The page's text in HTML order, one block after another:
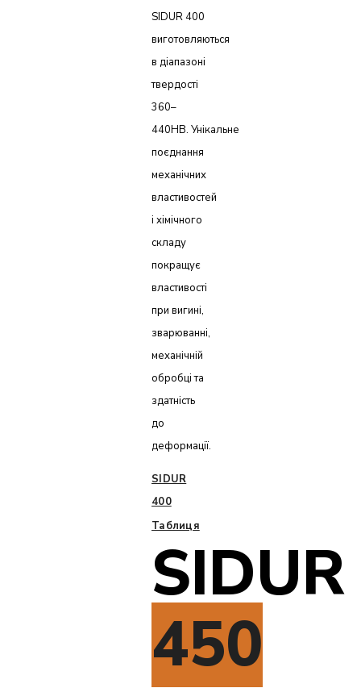
SIDUR 400
виготовляються
в діапазоні
твердості
360–
440HB. Унікальне
поєднання
механічних
властивостей
і хімічного
складу
покращує
властивості
при вигині,
зварюванні,
механічній
обробці та
здатність
до
деформації.
SIDUR
400
Таблиця
SIDUR
450